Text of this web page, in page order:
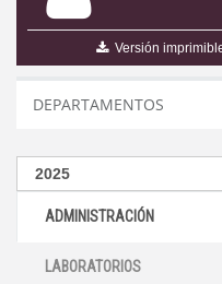
Versión
DEPARTAMENTOS
ADMINISTRACIÓN
LABORATORIOS